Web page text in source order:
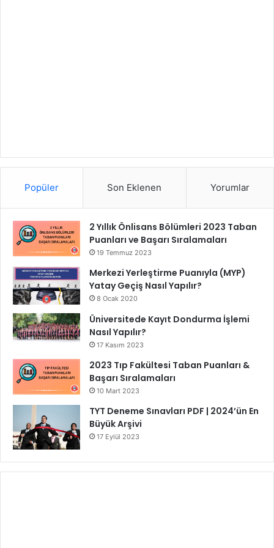
Popüler Son Eklenen Yorumlar
2 Yıllık Önlisans Bölümleri 2023 Taban
Puanları ve Başarı Sıralamaları
19 Temmuz 2023
Merkezi Yerleştirme Puanıyla (MYP)
Yatay Geçiş Nasıl Yapılır?
8 Ocak 2020
Üniversitede Kayıt Dondurma İşlemi
Nasıl Yapılır?
17 Kasım 2023
2023 Tıp Fakültesi Taban Puanları &
Başarı Sıralamaları
10 Mart 2023
TYT Deneme Sınavları PDF | 2024’ün En
Büyük Arşivi
17 Eylül 2023